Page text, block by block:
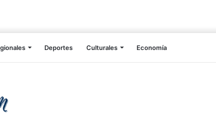
Deportes Culturales Economía